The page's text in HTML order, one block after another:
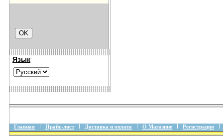
Язык
Главная Прайс-лист Доставка и оплата О Магазине Регистрация